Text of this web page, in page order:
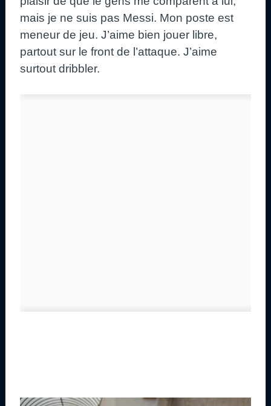
mais je ne suis pas Messi. Mon poste est
meneur de jeu. J’aime bien jouer libre,
partout sur le front de l’attaque. J’aime
surtout dribbler.